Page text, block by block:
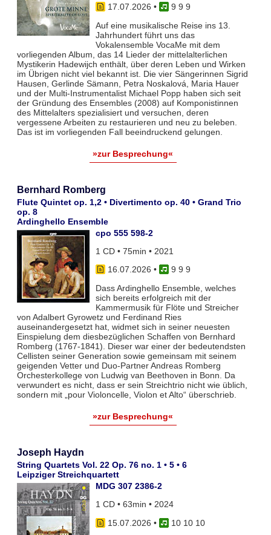
17.07.2026 •
9 9 9
Auf eine musikalische Reise ins 13.
Jahrhundert führt uns das
Vokalensemble VocaMe mit dem
vorliegenden Album, das 14 Lieder der mittelalterlichen
Mystikerin Hadewijch enthält, über deren Leben und Wirken
im Übrigen nicht viel bekannt ist. Die vier Sängerinnen Sigrid
Hausen, Gerlinde Sämann, Petra Noskalová, Maria Hauer
und der Multi-Instrumentalist Michael Popp haben sich seit
der Gründung des Ensembles (2008) auf Komponistinnen
des Mittelalters spezialisiert und versuchen, deren
vergessene Arbeiten zu restaurieren und neu zu beleben.
Das ist im vorliegenden Fall beeindruckend gelungen.
»zur Besprechung«
Bernhard Romberg
Flute Quintet op. 1,2 • Divertimento op. 40 • Grand Trio
op. 8
Ardinghello Ensemble
cpo 555 598-2
1 CD • 75min • 2021
16.07.2026 •
9 9 9
Dass Ardinghello Ensemble, welches
sich bereits erfolgreich mit der
Kammermusik für Flöte und Streicher
von Adalbert Gyrowetz und Ferdinand Ries
auseinandergesetzt hat, widmet sich in seiner neuesten
Einspielung dem diesbezüglichen Schaffen von Bernhard
Romberg (1767-1841). Dieser war einer der bedeutendsten
Cellisten seiner Generation sowie gemeinsam mit seinem
geigenden Vetter und Duo-Partner Andreas Romberg
Orchesterkollege von Ludwig van Beethoven in Bonn. Da
verwundert es nicht, dass er sein Streichtrio nicht wie üblich,
sondern mit „pour Violoncelle, Violon et Alto“ überschrieb.
»zur Besprechung«
Joseph Haydn
String Quartets Vol. 22 Op. 76 no. 1 • 5 • 6
Leipziger Streichquartett
MDG 307 2386-2
1 CD • 63min • 2024
15.07.2026 •
10 10 10